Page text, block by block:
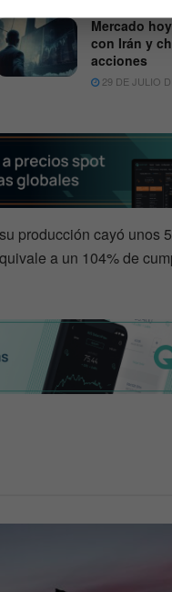
Mercado
con Irán y
acciones
29 DE JULIO
producción cayó unos
a un 104% de